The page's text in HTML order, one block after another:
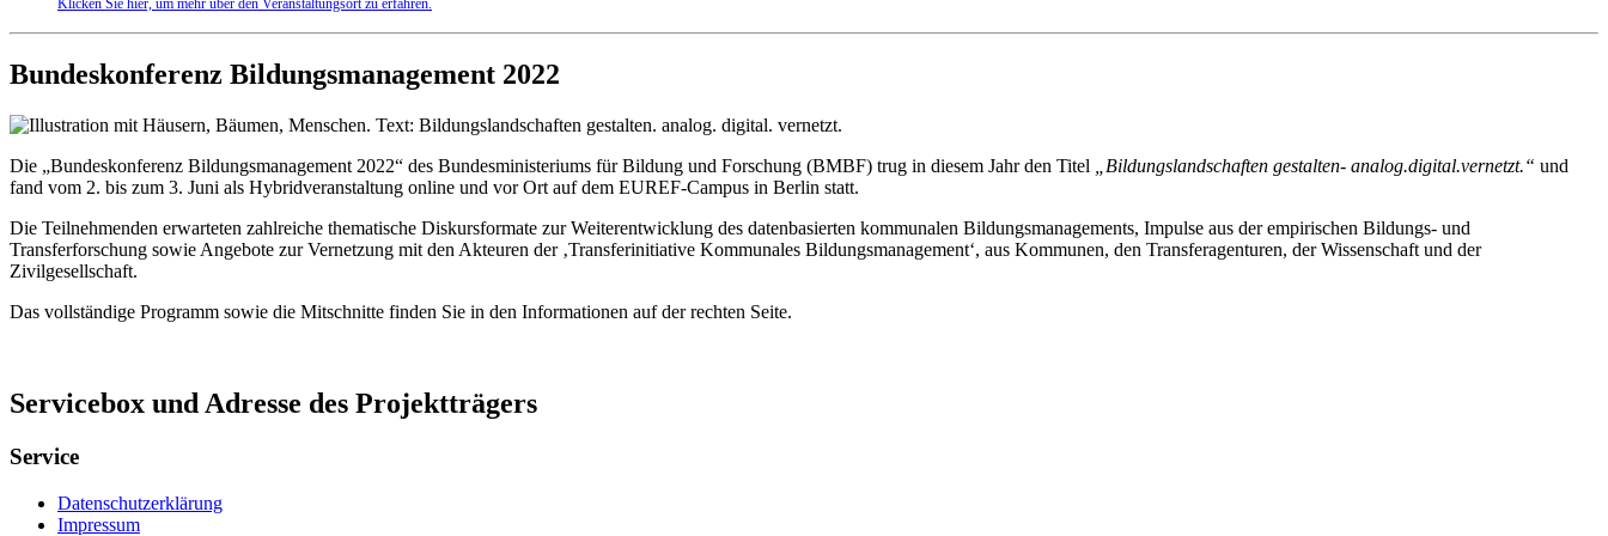
Klicken Sie hier, um mehr über den Veranstaltungsort zu erfahren.
Bundeskonferenz Bildungsmanagement 2022
Die „Bundeskonferenz Bildungsmanagement 2022“ des Bundesministeriums für Bildung und Forschung (BMBF) trug in diesem Jahr den Titel „Bildungslandschaften gestalten- analog.digital.vernetzt.“ und
fand vom 2. bis zum 3. Juni als Hybridveranstaltung online und vor Ort auf dem EUREF-Campus in Berlin statt.
Die Teilnehmenden erwarteten zahlreiche thematische Diskursformate zur Weiterentwicklung des datenbasierten kommunalen Bildungsmanagements, Impulse aus der empirischen Bildungs- und
Transferforschung sowie Angebote zur Vernetzung mit den Akteuren der ‚Transferinitiative Kommunales Bildungsmanagement‘, aus Kommunen, den Transferagenturen, der Wissenschaft und der
Zivilgesellschaft.
Das vollständige Programm sowie die Mitschnitte finden Sie in den Informationen auf der rechten Seite.
Servicebox und Adresse des Projektträgers
Service
Datenschutzerklärung
Impressum